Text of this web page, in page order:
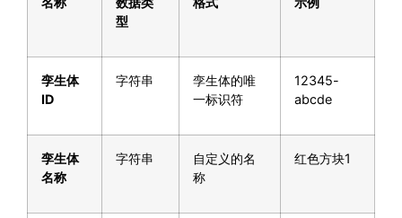
型
孪生体
ID
字符串
孪生体的唯
一标识符
12345-
abcde
孪生体
名称
字符串
自定义的名
称
红色方块1